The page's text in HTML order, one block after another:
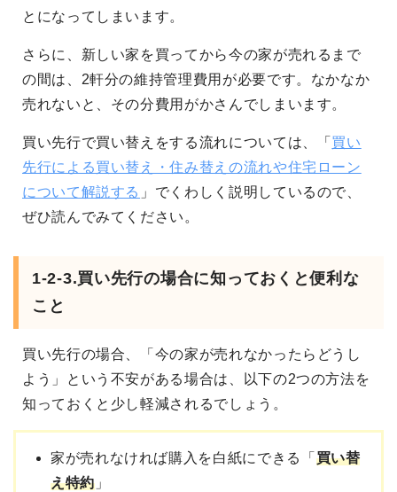
とになってしまいます。
さらに、新しい家を買ってから今の家が売れるまで
の間は、2軒分の維持管理費用が必要です。なかなか
売れないと、その分費用がかさんでしまいます。
買い先行で買い替えをする流れについては、「 買い
先行による買い替え・住み替えの流れや住宅ローン
について解説する 」でくわしく説明しているので、
ぜひ読んでみてください。
1-2-3.買い先行の場合に知っておくと便利な
こと
買い先行の場合、「今の家が売れなかったらどうし
よう」という不安がある場合は、以下の2つの方法を
知っておくと少し軽減されるでしょう。
家が売れなければ購入を白紙にできる「 買い替
え特約」